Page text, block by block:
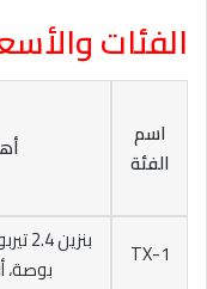
الفئات
اسم
الفئة
TX-1
بوصة،